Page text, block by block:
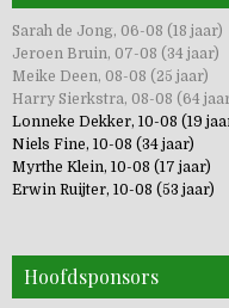
Sarah de Jong, 06-08 (18 jaar)
Jeroen Bruin, 07-08 (34 jaar)
Meike Deen, 08-08 (25 jaar)
Harry Sierkstra, 08-08 (64
Lonneke Dekker, 10-08 (19
Niels Fine, 10-08 (34 jaar)
Myrthe Klein, 10-08 (17 jaar)
Erwin Ruijter, 10-08 (53 jaar)
Hoofdsponsors